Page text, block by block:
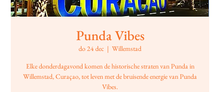
Punda Vibes
do 24 dec
  |
Willemstad
Elke donderdagavond komen de historische straten van Punda in
Willemstad, Curaçao, tot leven met de bruisende energie van Punda
Vibes.